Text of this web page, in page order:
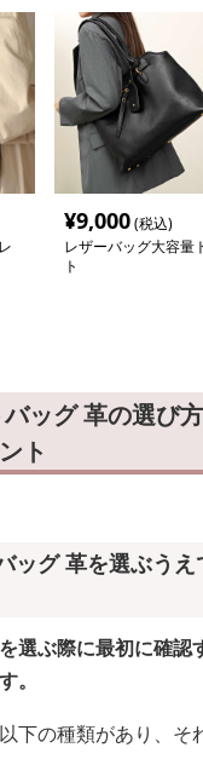
¥9,000(税込)
レザーバッグ大容量
ト
ッグ 革の選び
ト
ッグ 革を選ぶう
選ぶ際に最初に確認
。
下の種類があり、そ